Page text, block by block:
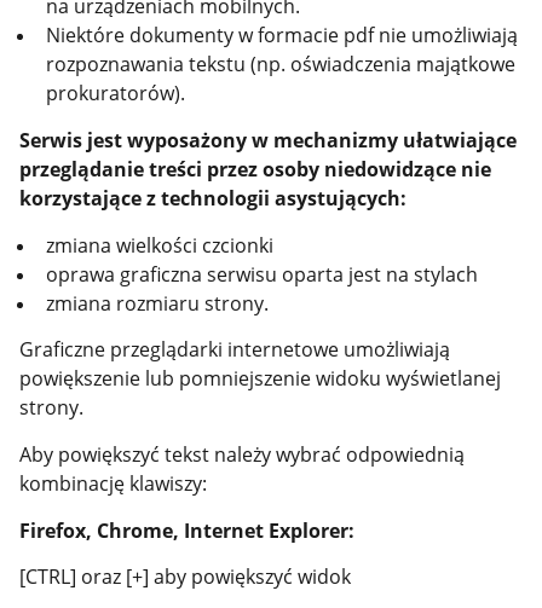
na urządzeniach mobilnych.
Niektóre dokumenty w formacie pdf nie umożliwiają
rozpoznawania tekstu (np. oświadczenia majątkowe
prokuratorów).
Serwis jest wyposażony w mechanizmy ułatwiające
przeglądanie treści przez osoby niedowidzące nie
korzystające z technologii asystujących:
zmiana wielkości czcionki
oprawa graficzna serwisu oparta jest na stylach
zmiana rozmiaru strony.
Graficzne przeglądarki internetowe umożliwiają
powiększenie lub pomniejszenie widoku wyświetlanej
strony.
Aby powiększyć tekst należy wybrać odpowiednią
kombinację klawiszy:
Firefox, Chrome, Internet Explorer:
[CTRL] oraz [+] aby powiększyć widok